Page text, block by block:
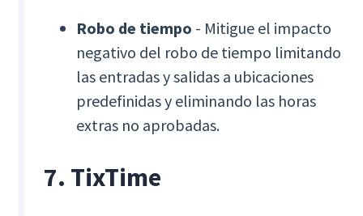
Robo de tiempo - Mitigue el impacto
negativo del robo de tiempo limitando
las entradas y salidas a ubicaciones
predefinidas y eliminando las horas
extras no aprobadas.
7. TixTime